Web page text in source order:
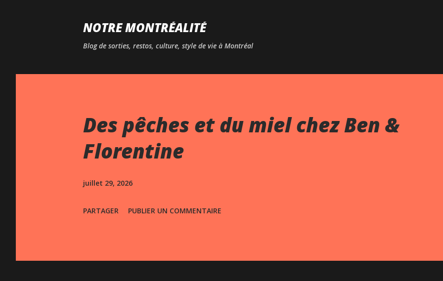
NOTRE MONTRÉALITÉ
Blog de sorties, restos, culture, style de vie à Montréal
Des pêches et du miel chez Ben &
Florentine
juillet 29, 2026
PARTAGER PUBLIER UN COMMENTAIRE